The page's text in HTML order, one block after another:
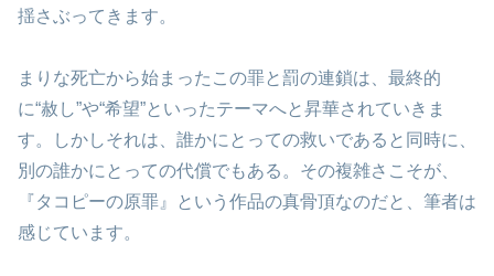
揺さぶってきます。
まりな死亡から始まったこの罪と罰の連鎖は、最終的
に“赦し”や“希望”といったテーマへと昇華されていきま
す。しかしそれは、誰かにとっての救いであると同時に、
別の誰かにとっての代償でもある。その複雑さこそが、
『タコピーの原罪』という作品の真骨頂なのだと、筆者は
感じています。